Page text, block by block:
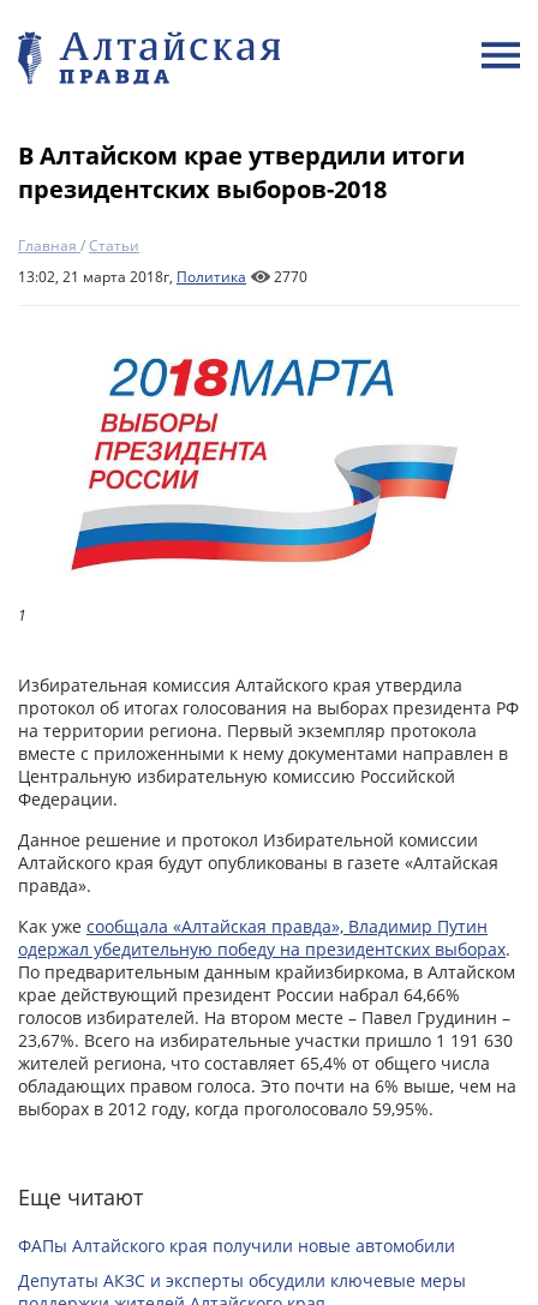
В Алтайском крае утвердили итоги
президентских выборов-2018
Главная /Статьи
13:02, 21 марта 2018г, Политика 2770
1
Избирательная комиссия Алтайского края утвердила
протокол об итогах голосования на выборах президента РФ
на территории региона. Первый экземпляр протокола
вместе с приложенными к нему документами направлен в
Центральную избирательную комиссию Российской
Федерации.
Данное решение и протокол Избирательной комиссии
Алтайского края будут опубликованы в газете «Алтайская
правда».
Как уже сообщала «Алтайская правда», Владимир Путин
одержал убедительную победу на президентских выборах.
По предварительным данным крайизбиркома, в Алтайском
крае действующий президент России набрал 64,66%
голосов избирателей. На втором месте – Павел Грудинин –
23,67%. Всего на избирательные участки пришло 1 191 630
жителей региона, что составляет 65,4% от общего числа
обладающих правом голоса. Это почти на 6% выше, чем на
выборах в 2012 году, когда проголосовало 59,95%.
Еще читают
ФАПы Алтайского края получили новые автомобили
Депутаты АКЗС и эксперты обсудили ключевые меры